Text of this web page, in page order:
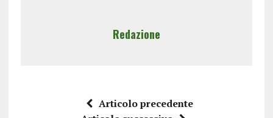
Redazione
Articolo precedente